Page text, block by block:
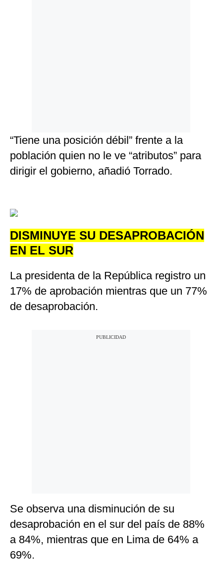
“Tiene una posición débil” frente a la
población quien no le ve “atributos” para
dirigir el gobierno, añadió Torrado.
DISMINUYE SU DESAPROBACIÓN
EN EL SUR
La presidenta de la República registro un
17% de aprobación mientras que un 77%
de desaprobación.
Se observa una disminución de su
desaprobación en el sur del país de 88%
a 84%, mientras que en Lima de 64% a
69%.